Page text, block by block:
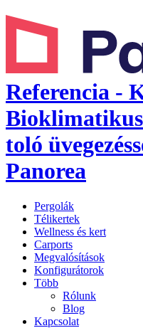
Referencia -
toló
Panorea
Pergolák
Télikertek
Wellness és kert
Carports
Megvalósítások
Konfigurátorok
Több
Rólunk
Blog
Kapcsolat